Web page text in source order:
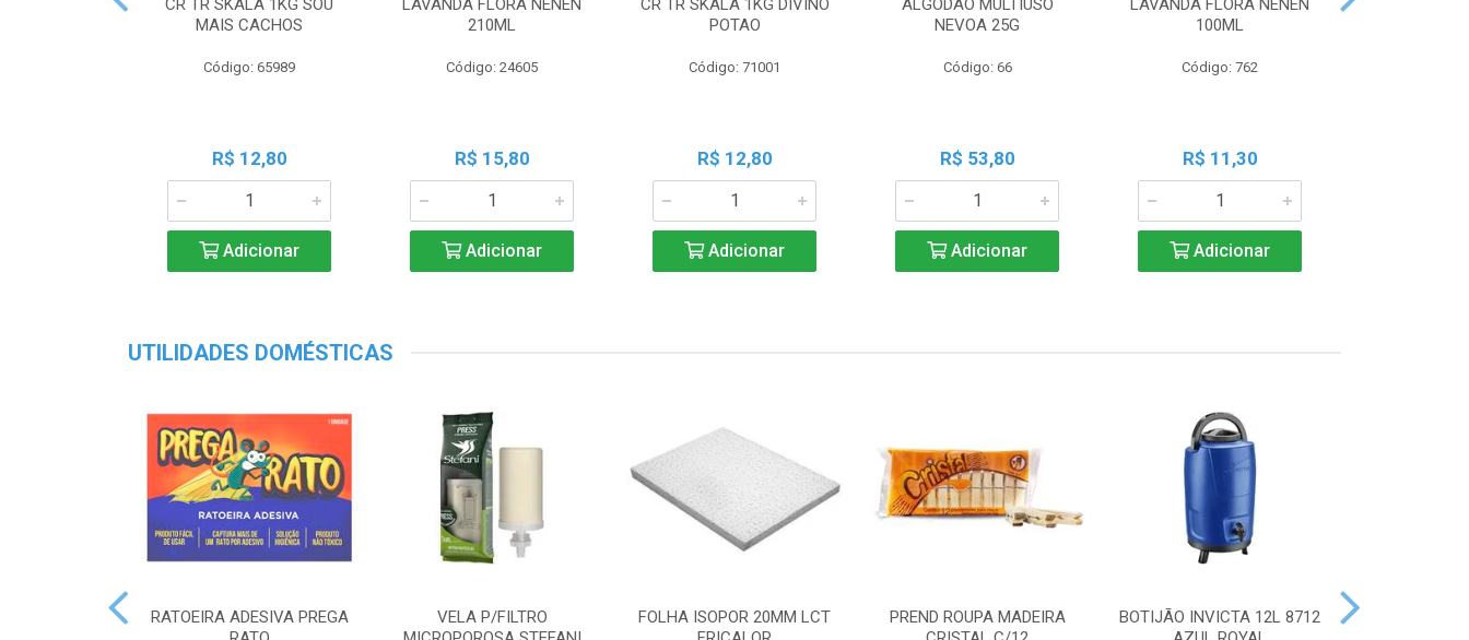
CR TR SKALA 1KG SOU
MAIS CACHOS
Código: 65989
R$ 12,80
Adicionar
LAVANDA FLORA NENEN
210ML
Código: 24605
R$ 15,80
Adicionar
CR TR SKALA 1KG DIVINO
POTAO
Código: 71001
R$ 12,80
Adicionar
ALGODAO MULTIUSO
NEVOA 25G
Código: 66
R$ 53,80
Adicionar
LAVANDA FLORA NENEN
100ML
Código: 762
R$ 11,30
Adicionar
UTILIDADES DOMÉSTICAS
RATOEIRA ADESIVA PREGA
VELA P/FILTRO
FOLHA ISOPOR 20MM LCT
PREND ROUPA MADEIRA
BOTIJÃO INVICTA 12L 8712